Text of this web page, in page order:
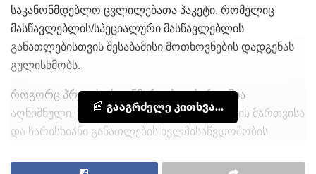
საკანონმდებლო ცვლილებათა პაკეტი, რომელიც
მასწავლებლის/სპეციალური მასწავლებლის
განათლებისთვის შესაბამისი მოთხოვნების დადგენას
გულისხმობს.
როგორც პროექტის განმარტებით ბარათშია
აღნიშნული, სისტემაში არსებული დეფიციტის მართვისა
და ხარისხიანი განათლების ხელმისაწვდომობის
მასწავლებლად/სპეციალურ მასწავლებლად
📰 გააგრძელე კითხვა...